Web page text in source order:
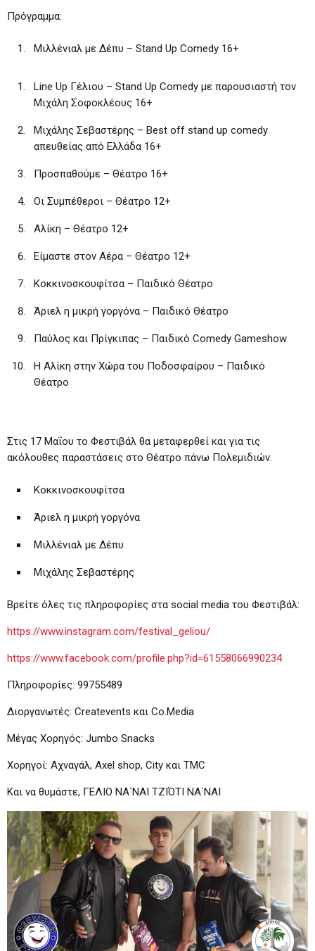
Πρόγραμμα:
Μιλλένιαλ με Δέπυ – Stand Up Comedy 16+
Line Up Γέλιου – Stand Up Comedy με παρουσιαστή τον
Μιχάλη Σοφοκλέους 16+
Μιχάλης Σεβαστέρης – Best off stand up comedy
απευθείας από Ελλάδα 16+
Προσπαθούμε – Θέατρο 16+
Οι Συμπέθεροι – Θέατρο 12+
Αλίκη – Θέατρο 12+
Είμαστε στον Αέρα – Θέατρο 12+
Κοκκινοσκουφίτσα – Παιδικό Θέατρο
Άριελ η μικρή γοργόνα – Παιδικό Θέατρο
Παύλος και Πρίγκιπας – Παιδικό Comedy Gameshow
Η Aλίκη στην Χώρα του Ποδοσφαίρου – Παιδικό
Θέατρο
Στις 17 Μαΐου το Φεστιβάλ θα μεταφερθεί και για τις
ακόλουθες παραστάσεις στο Θέατρο πάνω Πολεμιδιών.
Κοκκινοσκουφίτσα
Άριελ η μικρή γοργόνα
Μιλλένιαλ με Δέπυ
Μιχάλης Σεβαστέρης
Βρείτε όλες τις πληροφορίες στα social media του Φεστιβάλ:
https://www.instagram.com/festival_geliou/
https://www.facebook.com/profile.php?id=61558066990234
Πληροφορίες: 99755489
Διοργανωτές: Createvents και Co.Media
Μέγας Χορηγός: Jumbo Snacks
Χορηγοί: Αχναγάλ, Axel shop, City και TMC
Και να θυμάστε, ΓΕΛΙΟ ΝΑ΄ΝΑΙ ΤΖΙΌΤΙ ΝΑ΄ΝΑΙ